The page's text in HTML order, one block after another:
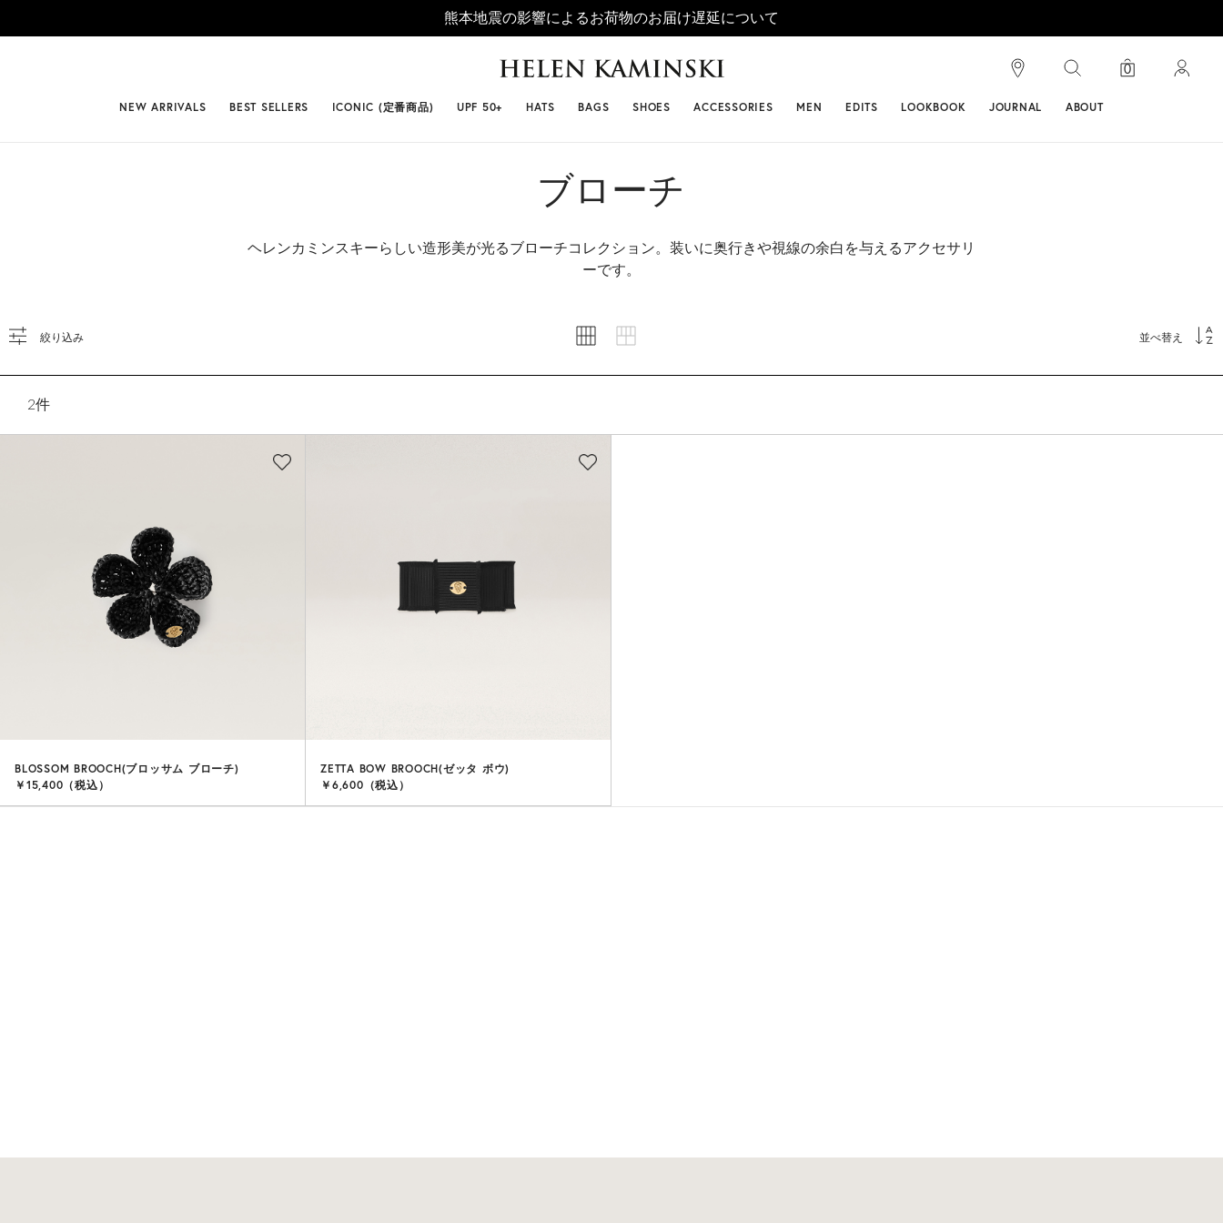
熊本地震の影響によるお荷物のお届け遅延について
#ビベット #キャップ #ビアンカ 0
NEW ARRIVALS BEST SELLERS ICONIC (定番商品) UPF 50+ HATS BAGS SHOES ACCESSORIES MEN EDITS LOOKBOOK JOURNAL ABOUT
ブローチ
ヘレンカミンスキーらしい造形美が光るブローチコレクション。装いに奥行きや視線の余白を与えるアクセサリ
ーです。
絞り込み 並べ替え
2件
BLOSSOM BROOCH(ブロッサム ブローチ)
￥15,400（税込）
ZETTA BOW BROOCH(ゼッタ ボウ)
￥6,600（税込）